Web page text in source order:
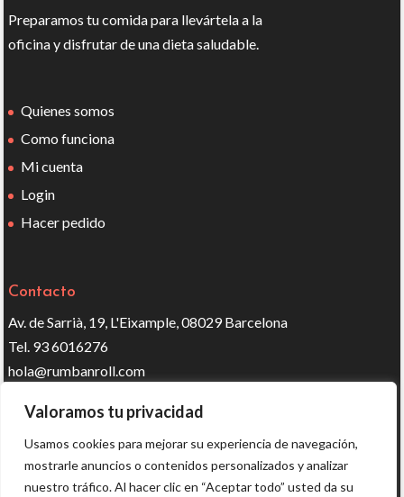
Valoramos tu privacidad
Usamos cookies para mejorar su experiencia de navegación,
mostrarle anuncios o contenidos personalizados y analizar
nuestro tráfico. Al hacer clic en “Aceptar todo” usted da su
Preparamos tu comida para llevártela a la
oficina y disfrutar de una dieta saludable.
Quienes somos
Como funciona
Mi cuenta
Login
Hacer pedido
Contacto
Av. de Sarrià, 19, L'Eixample, 08029 Barcelona
Tel. 93 6016276
hola@rumbanroll.com
Síguenos en redes